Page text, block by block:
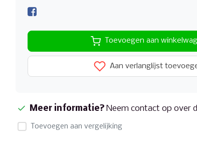
Toevoegen aan
Aan verlanglijst
Meer informatie? Neem contact op over
Toevoegen aan vergelijking